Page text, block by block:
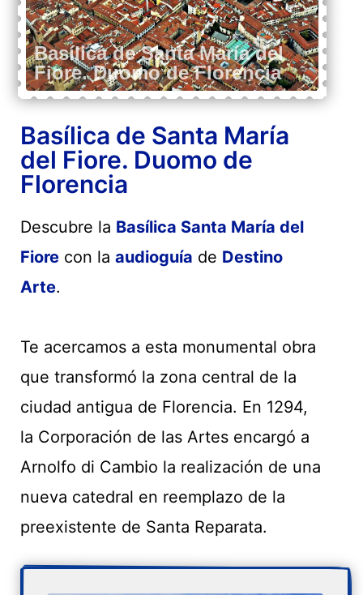
Basílica de Santa María
del Fiore. Duomo de
Florencia
Descubre la Basílica Santa María del
Fiore con la audioguía de Destino
Arte.
Te acercamos a esta monumental obra
que transformó la zona central de la
ciudad antigua de Florencia. En 1294,
la Corporación de las Artes encargó a
Arnolfo di Cambio la realización de una
nueva catedral en reemplazo de la
preexistente de Santa Reparata.